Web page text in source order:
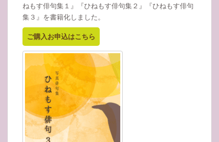
ねもす俳句集１』『ひねもす俳句集２』『ひねもす俳句
集３』を書籍化しました。
ご購入お申込はこちら